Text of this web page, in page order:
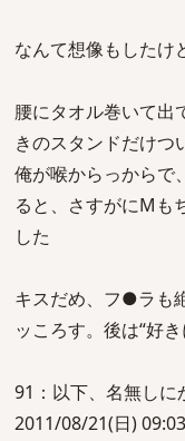
なんて想像もしたけ
腰にタオル巻いて出
きのスタンドだけつ
俺が喉からっからで
ると、さすがにMも
した
キスだめ、フ●ラも
ッころす。後は“好
91：以下、名無しに
2011/08/21(日)